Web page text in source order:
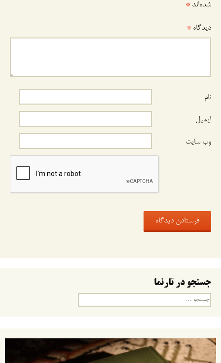
شده‌اند *
دیدگاه *
نام
ایمیل
وب‌ سایت
جستجو در تارنما
جستجو